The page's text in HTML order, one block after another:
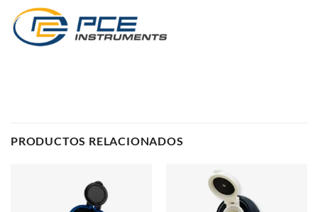
PRODUCTOS RELACIONADOS